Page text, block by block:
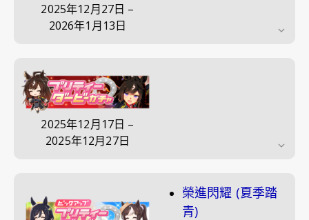
2025年12月27日 –
2026年1月13日
2025年12月17日 –
2025年12月27日
榮進閃耀 (夏季踏
青)